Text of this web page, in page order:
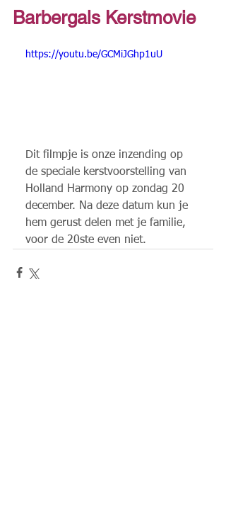
Barbergals Kerstmovie
https://youtu.be/GCMiJGhp1uU
Dit filmpje is onze inzending op
de speciale kerstvoorstelling van
Holland Harmony op zondag 20
december. Na deze datum kun je
hem gerust delen met je familie,
voor de 20ste even niet.